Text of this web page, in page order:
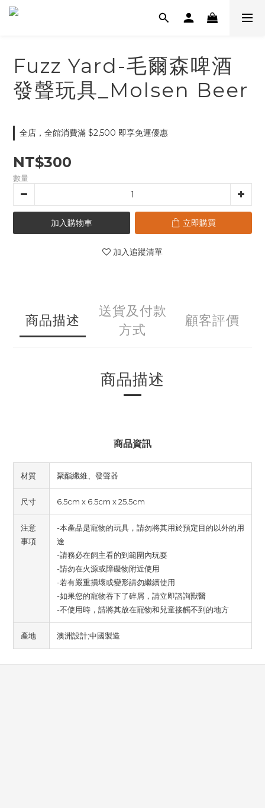
Fuzz Yard-毛爾森啤酒
發聲玩具_Molsen Beer
全店，全館消費滿 $2,500 即享免運優惠
NT$300
數量
加入購物車 立即購買
加入追蹤清單
商品描述
送貨及付款
方式
顧客評價
商品描述
商品資訊
材質 聚酯纖維、發聲器
尺寸 6.5cm x 6.5cm x 25.5cm
注意
事項
-本產品是寵物的玩具，請勿將其用於預定目的以外的用
途
-請務必在飼主看的到範圍內玩耍
-請勿在火源或障礙物附近使用
-若有嚴重損壞或變形請勿繼續使用
-如果您的寵物吞下了碎屑，請立即諮詢獸醫
-不使用時，請將其放在寵物和兒童接觸不到的地方
產地 澳洲設計;中國製造